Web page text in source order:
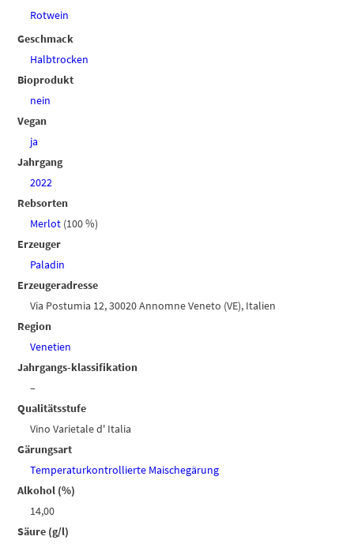
Rotwein
Geschmack
Halbtrocken
Bioprodukt
nein
Vegan
ja
Jahrgang
2022
Rebsorten
Merlot (100 %)
Erzeuger
Paladin
Erzeugeradresse
Via Postumia 12, 30020 Annomne Veneto (VE), Italien
Region
Venetien
Jahrgangs-klassifikation
–
Qualitätsstufe
Vino Varietale d' Italia
Gärungsart
Temperaturkontrollierte Maischegärung
Alkohol (%)
14,00
Säure (g/l)